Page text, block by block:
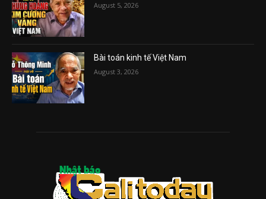
August 5, 2026
Bài toán kinh tế Việt Nam
August 3, 2026